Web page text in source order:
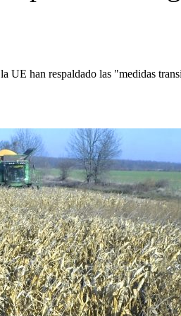
han respaldado las "medidas